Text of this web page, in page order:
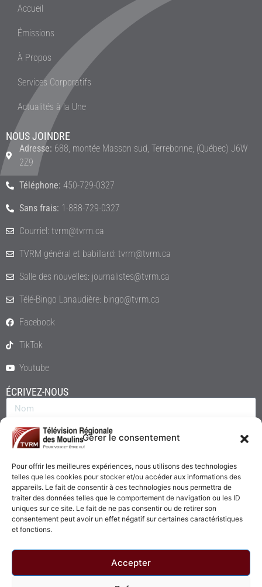
Gérer le consentement
Pour offrir les meilleures expériences, nous utilisons des technologies
telles que les cookies pour stocker et/ou accéder aux informations des
appareils. Le fait de consentir à ces technologies nous permettra de
traiter des données telles que le comportement de navigation ou les ID
uniques sur ce site. Le fait de ne pas consentir ou de retirer son
consentement peut avoir un effet négatif sur certaines caractéristiques
et fonctions.
Accepter
Accueil
Émissions
À Propos
Services Corporatifs
Actualités à la Une
NOUS JOINDRE
Adresse: 688, montée Masson sud, Terrebonne, (Québec) J6W
2Z9
Téléphone: 450-729-0327
Sans frais: 1-888-729-0327
Courriel: tvrm@tvrm.ca
TVRM général et babillard: tvrm@tvrm.ca
Salle des nouvelles: journalistes@tvrm.ca
Télé-Bingo Lanaudière: bingo@tvrm.ca
Facebook
TikTok
Youtube
ÉCRIVEZ-NOUS